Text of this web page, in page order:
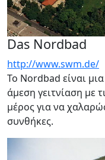
Das Nordbad
http://www.swm.de/
Το Nordbad είναι
άμεση γειτνίαση με
μέρος για να
συνθήκες.